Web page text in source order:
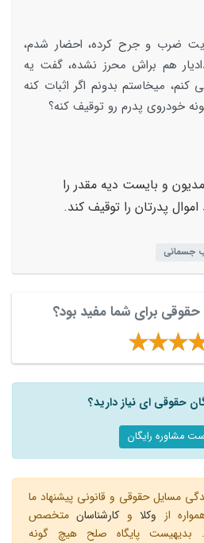
ضرب و جرح کرده، احضار شدم،
هم براش محرز نشده، گفت یه
کنم، میخاستم بدونم اگر اثبات کنه
خودروی پدرم رو توقیف کنه؟
و بایست دیه مقدر را
پدرتان را توقیف کند.
جسمانی
برای شما مفید بود؟
حقوقی ای نیاز دارید؟
مشاوره رایگان
مسایل حقوقی و قانونی پیشنهاد ما
از وکلاو کارشناسانمتخصص
بدیهیست پایگاه صلح هیچ گونه